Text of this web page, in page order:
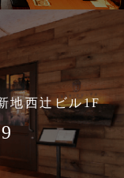
地西辻ビル1F